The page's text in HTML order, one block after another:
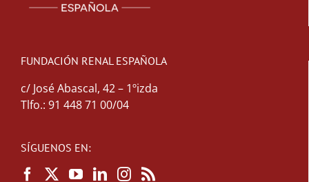
FUNDACIÓN RENAL ESPAÑOLA
c/ José Abascal, 42 – 1ºizda
Tlfo.: 91 448 71 00/04
SÍGUENOS EN: